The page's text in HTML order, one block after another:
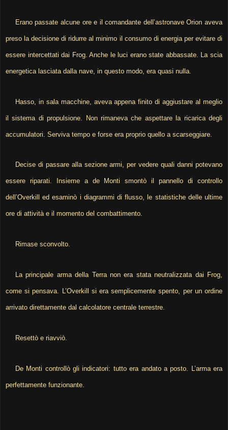
Erano passate alcune ore e il comandante dell’astronave Orion aveva
preso la decisione di ridurre al minimo il consumo di energia per evitare di
essere intercettati dai Frog. Anche le luci erano state abbassate. La scia
energetica lasciata dalla nave, in questo modo, era quasi nulla.
Hasso, in sala macchine, aveva appena finito di aggiustare al meglio
il sistema di propulsione. Non rimaneva che aspettare la ricarica degli
accumulatori. Serviva tempo e forse era proprio quello a scarseggiare.
Decise di passare alla sezione armi, per vedere quali danni potevano
essere riparati. Insieme a de Monti smontò il pannello di controllo
dell’Overkill ed esaminò i diagrammi di flusso, le statistiche delle ultime
ore di attività e il momento del combattimento.
Rimase sconvolto.
La principale arma della Terra non era stata neutralizzata dai Frog,
come si pensava. L’Overkill si era semplicemente spento, per un ordine
arrivato direttamente dal calcolatore centrale terrestre.
Resettò e riavviò.
De Monti controllò gli indicatori: tutto era andato a posto. L’arma era
perfettamente funzionante.